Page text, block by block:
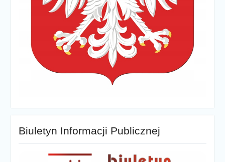
Biuletyn Informacji Publicznej